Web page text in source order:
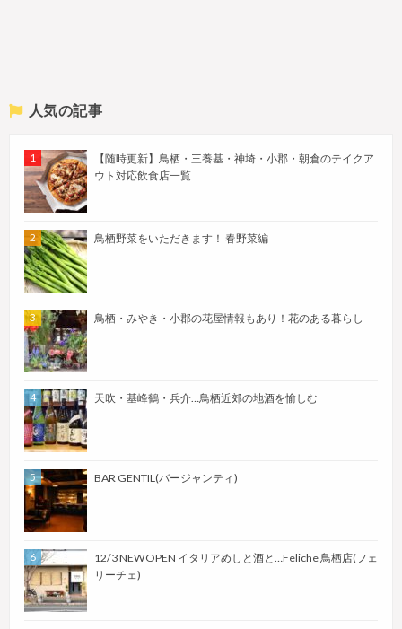
人気の記事
【随時更新】鳥栖・三養基・神埼・小郡・朝倉のテイクア
ウト対応飲食店一覧
鳥栖野菜をいただきます！ 春野菜編
鳥栖・みやき・小郡の花屋情報もあり！花のある暮らし
天吹・基峰鶴・兵介…鳥栖近郊の地酒を愉しむ
BAR GENTIL(バージャンティ)
12/3 NEWOPEN イタリアめしと酒と…Feliche 鳥栖店(フェ
リーチェ)